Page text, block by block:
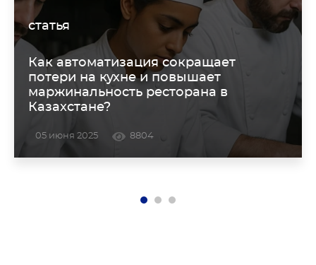
статья
Как автоматизация сокращает
потери на кухне и повышает
маржинальность ресторана в
Казахстане?
05 июня 2025 8804